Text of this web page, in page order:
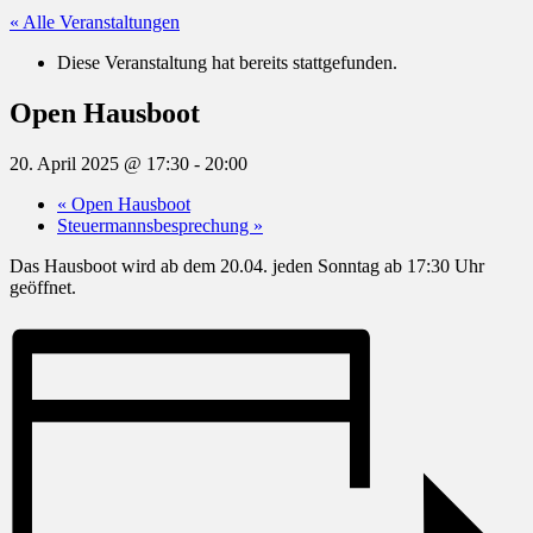
« Alle Veranstaltungen
Diese Veranstaltung hat bereits stattgefunden.
Open Hausboot
20. April 2025 @ 17:30 - 20:00
« Open Hausboot
Steuermannsbesprechung »
Das Hausboot wird ab dem 20.04. jeden Sonntag ab 17:30 Uhr
geöffnet.